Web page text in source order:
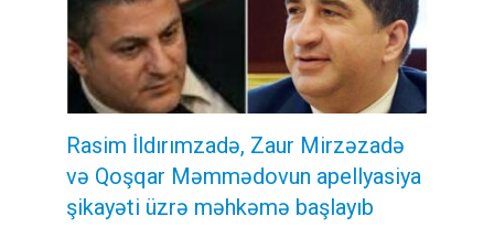
Rasim İldırımzadə, Zaur Mirzəzadə
və Qoşqar Məmmədovun apellyasiya
şikayəti üzrə məhkəmə başlayıb